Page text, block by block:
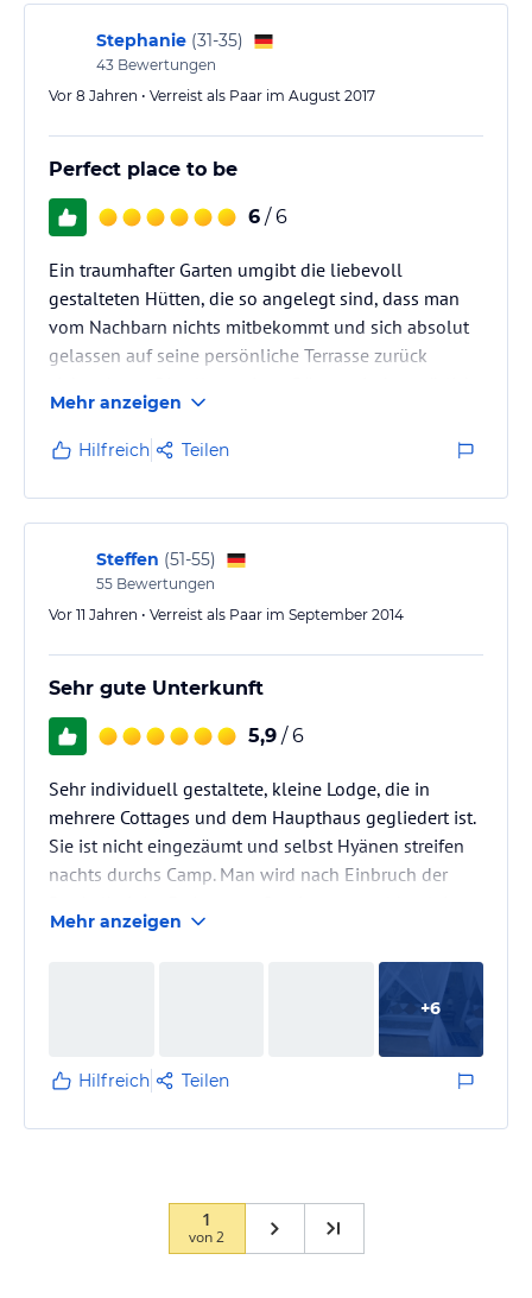
Stephanie (31-35)
43 Bewertungen
Vor 8 Jahren • Verreist als Paar im August 2017
Perfect place to be
6 / 6
Ein traumhafter Garten umgibt die liebevoll
gestalteten Hütten, die so angelegt sind, dass man
vom Nachbarn nichts mitbekommt und sich absolut
gelassen auf seine persönliche Terrasse zurück
wenn nicht sogar romantisch. Wir haben den
Aufenthalt sehr genossen und würden jeder Zeit
wieder kommen. Besonders gut hat uns gefallen,
dass unser Fahrer das gleiche Essen genießen konnte
und ebenso zuvorkommend behandelt wurde wie
Mehr anzeigen
Hilfreich Teilen
Steffen (51-55)
55 Bewertungen
Vor 11 Jahren • Verreist als Paar im September 2014
Sehr gute Unterkunft
5,9 / 6
Sehr individuell gestaltete, kleine Lodge, die in
mehrere Cottages und dem Haupthaus gegliedert ist.
Sie ist nicht eingezäumt und selbst Hyänen streifen
nachts durchs Camp. Man wird nach Einbruch der
Sehr gute Küche! Sehr freundliches Personal. Viele
Vogelarten kann man beobachten. Taschenlampe
wird ausgegeben. Nachts ist es sehr kalt. Es gibt aber
eine Wärmflasche ins Bett. Im Haupthaus wird der
angenehme Atmosphäre!…
Mehr anzeigen
+6
Hilfreich Teilen
1
von2